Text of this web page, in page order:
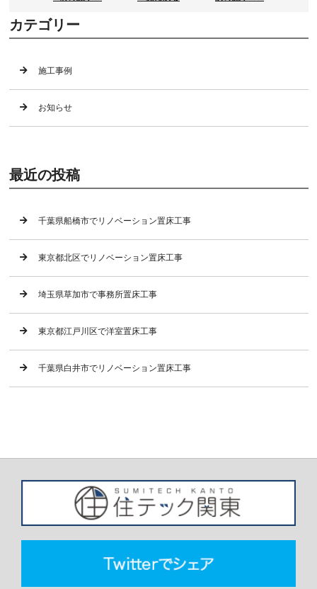
カテゴリー
施工事例
お知らせ
最近の投稿
千葉県船橋市でリノベーション置床工事
東京都北区でリノベーション置床工事
埼玉県草加市で事務所置床工事
東京都江戸川区で洋室置床工事
千葉県白井市でリノベーション置床工事